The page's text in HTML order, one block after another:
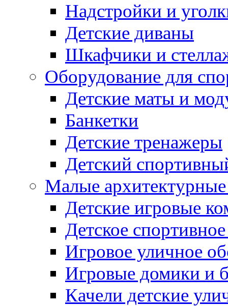
Надстройки и
Детские диваны
Шкафчики и
Оборудование для
Детские маты и
Банкетки
Детские тренажеры
Детский
Малые
Детские игровые
Детское
Игровое уличное
Игровые домики и
Качели детские